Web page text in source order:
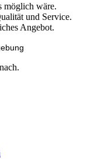
möglich wäre.
und Service.
Angebot.